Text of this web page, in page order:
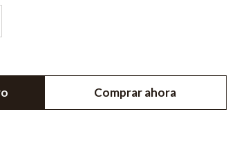
Comprar ahora